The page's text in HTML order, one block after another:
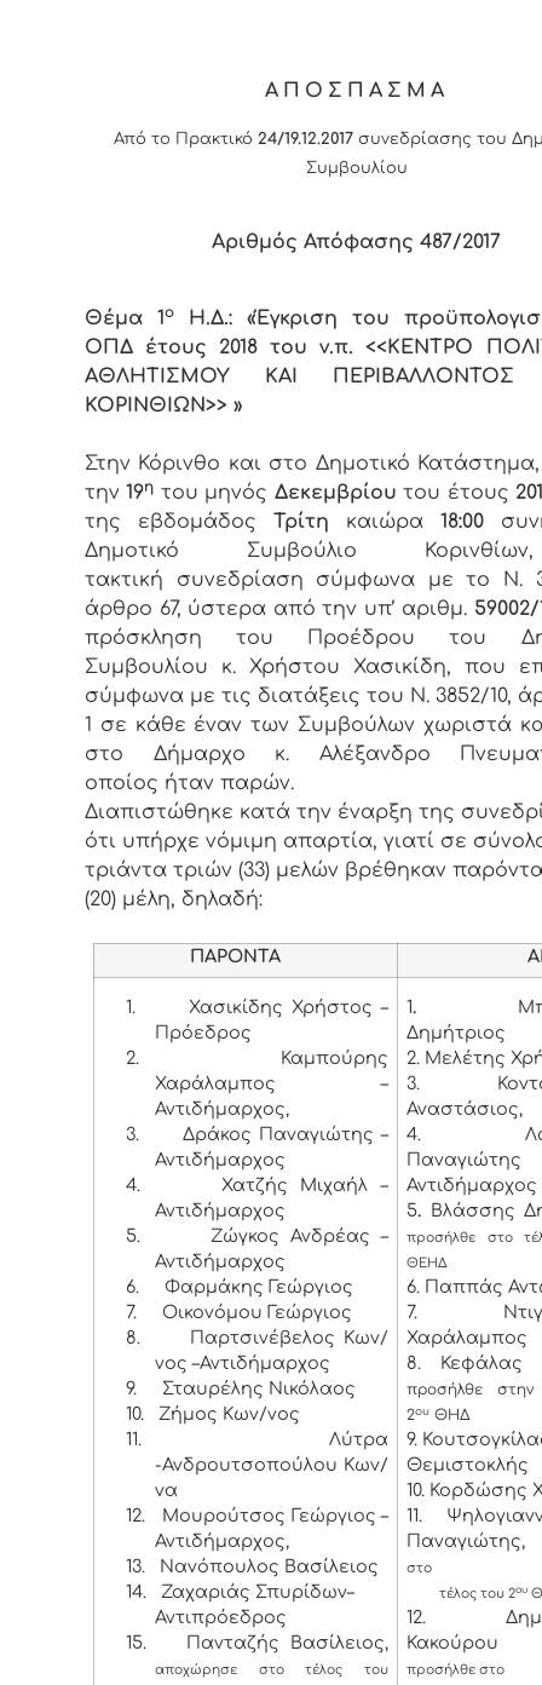
ΑΠΟΣΠΑΣΜΑ
Από το Πρακτικό 24/19.12.2017 συνεδρίασης του
Συμβουλίου
Αριθμός Απόφασης 487/2017
Θέμα 1ο
Η.Δ.: «Έγκριση του
ΟΠΔ έτους 2018 του ν.π. <<ΚΕΝΤΡΟ
ΑΘΛΗΤΙΣΜΟΥ ΚΑΙ ΠΕΡΙΒΑΛΛΟΝΤΟΣ
ΚΟΡΙΝΘΙΩΝ>> »
Στην Κόρινθο και στο Δημοτικό
την19η του μηνός Δεκεμβρίου του έτους
της εβδομάδος Τρίτη καιώρα 18:00
Δημοτικό Συμβούλιο
τακτική συνεδρίαση σύμφωνα με το Ν.
άρθρο 67, ύστερα από την υπ’ αριθμ. 59002/
πρόσκληση του Προέδρου του
Συμβουλίου κ. Χρήστου Χασικίδη, που
σύμφωνα με τις διατάξεις του Ν. 3852/10,
1 σε κάθε έναν των Συμβούλων χωριστά
στο Δήμαρχο κ. Αλέξανδρο
οποίος ήταν παρών.
Διαπιστώθηκε κατά την έναρξη της
ότι υπήρχε νόμιμη απαρτία, γιατί σε
τριάντα τριών (33) μελών βρέθηκαν παρόντα
(20) μέλη, δηλαδή:
ΠΑΡΟΝΤΑ
1.
Χασικίδης Χρήστος –
Πρόεδρος
2.
Καμπούρης
Χαράλαμπος –
Αντιδήμαρχος,
3.
Δράκος Παναγιώτης –
Αντιδήμαρχος
4.
Χατζής Μιχαήλ –
Αντιδήμαρχος
5.
Ζώγκος Ανδρέας –
Αντιδήμαρχος
6.
Φαρμάκης Γεώργιος
7.
Οικονόμου Γεώργιος
8.
Παρτσινέβελος Κων/
νος –Αντιδήμαρχος
9.
Σταυρέλης Νικόλαος
10.
Ζήμος Κων/νος
11.
Λύτρα
-Ανδρουτσοπούλου Κων/
να
12.
Μουρούτσος Γεώργιος –
Αντιδήμαρχος,
13.
Νανόπουλος Βασίλειος
14.
Ζαχαριάς Σπυρίδων–
Αντιπρόεδρος
15.
Πανταζής Βασίλειος,
αποχώρησε στο τέλος του
1.
Δημήτριος
2. Μελέτης
3.
Αναστάσιος,
4.
Αντιδήμαρχος
5. Βλάσσης
προσήλθε στο
ΘΕΗΔ
6. Παππάς
7.
Χαράλαμπος
8. Κεφάλας
προσήλθε
2ου ΘΗΔ
9.
Θεμιστοκλής
10. Κορδώσης
11.
στο
τέλος του 2ου
12.
Κακούρου
προσήλθε στο